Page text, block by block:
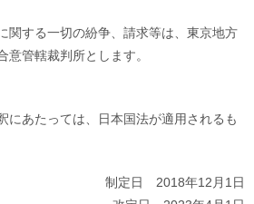
関する一切の紛争、請求等は、東京地方
管轄裁判所とします。
にあたっては、日本国法が適用されるも
制定日 2018年12月1日